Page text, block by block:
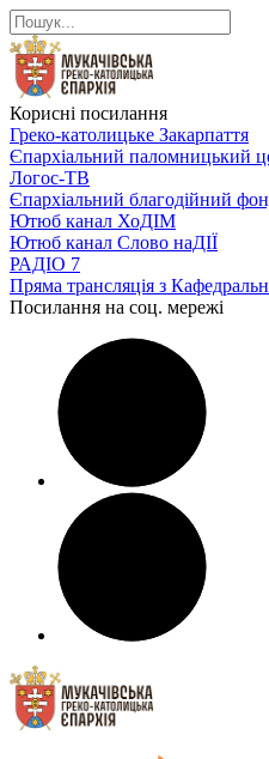
Корисні посилання
Греко-католицьке Закарпаття
Єпархіальний паломницький
Логос-ТВ
Єпархіальний благодійний
Ютюб канал ХоДІМ
Ютюб канал Слово наДІЇ
РАДІО 7
Пряма трансляція з
Посилання на соц. мережі